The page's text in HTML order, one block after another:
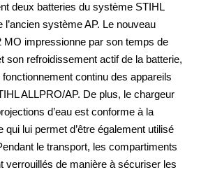
deux batteries du système STIHL
l’ancien système AP. Le nouveau
MO impressionne par son temps de
son refroidissement actif de la batterie,
continu des appareils
ALLPRO/AP. De plus, le chargeur
d’eau est conforme à la
qui lui permet d’être également utilisé
le transport, les compartiments
verrouillés de manière à sécuriser les